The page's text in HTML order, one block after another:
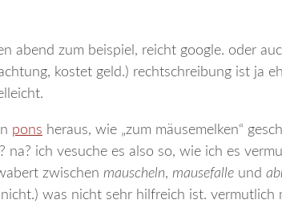
abend zum beispiel, reicht google. oder
kostet geld.) rechtschreibung ist ja
pons heraus, wie „zum mäusemelken“
ich vesuche es also so, wie ich es
zwischen mauscheln, mausefalle und
was nicht sehr hilfreich ist. vermutlich